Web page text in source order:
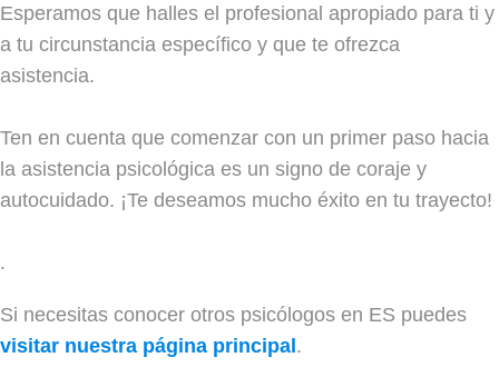
Esperamos que halles el profesional apropiado para ti y
a tu circunstancia específico y que te ofrezca
asistencia.
Ten en cuenta que comenzar con un primer paso hacia
la asistencia psicológica es un signo de coraje y
autocuidado. ¡Te deseamos mucho éxito en tu trayecto!
.
Si necesitas conocer otros psicólogos en ES puedes
visitar nuestra página principal.